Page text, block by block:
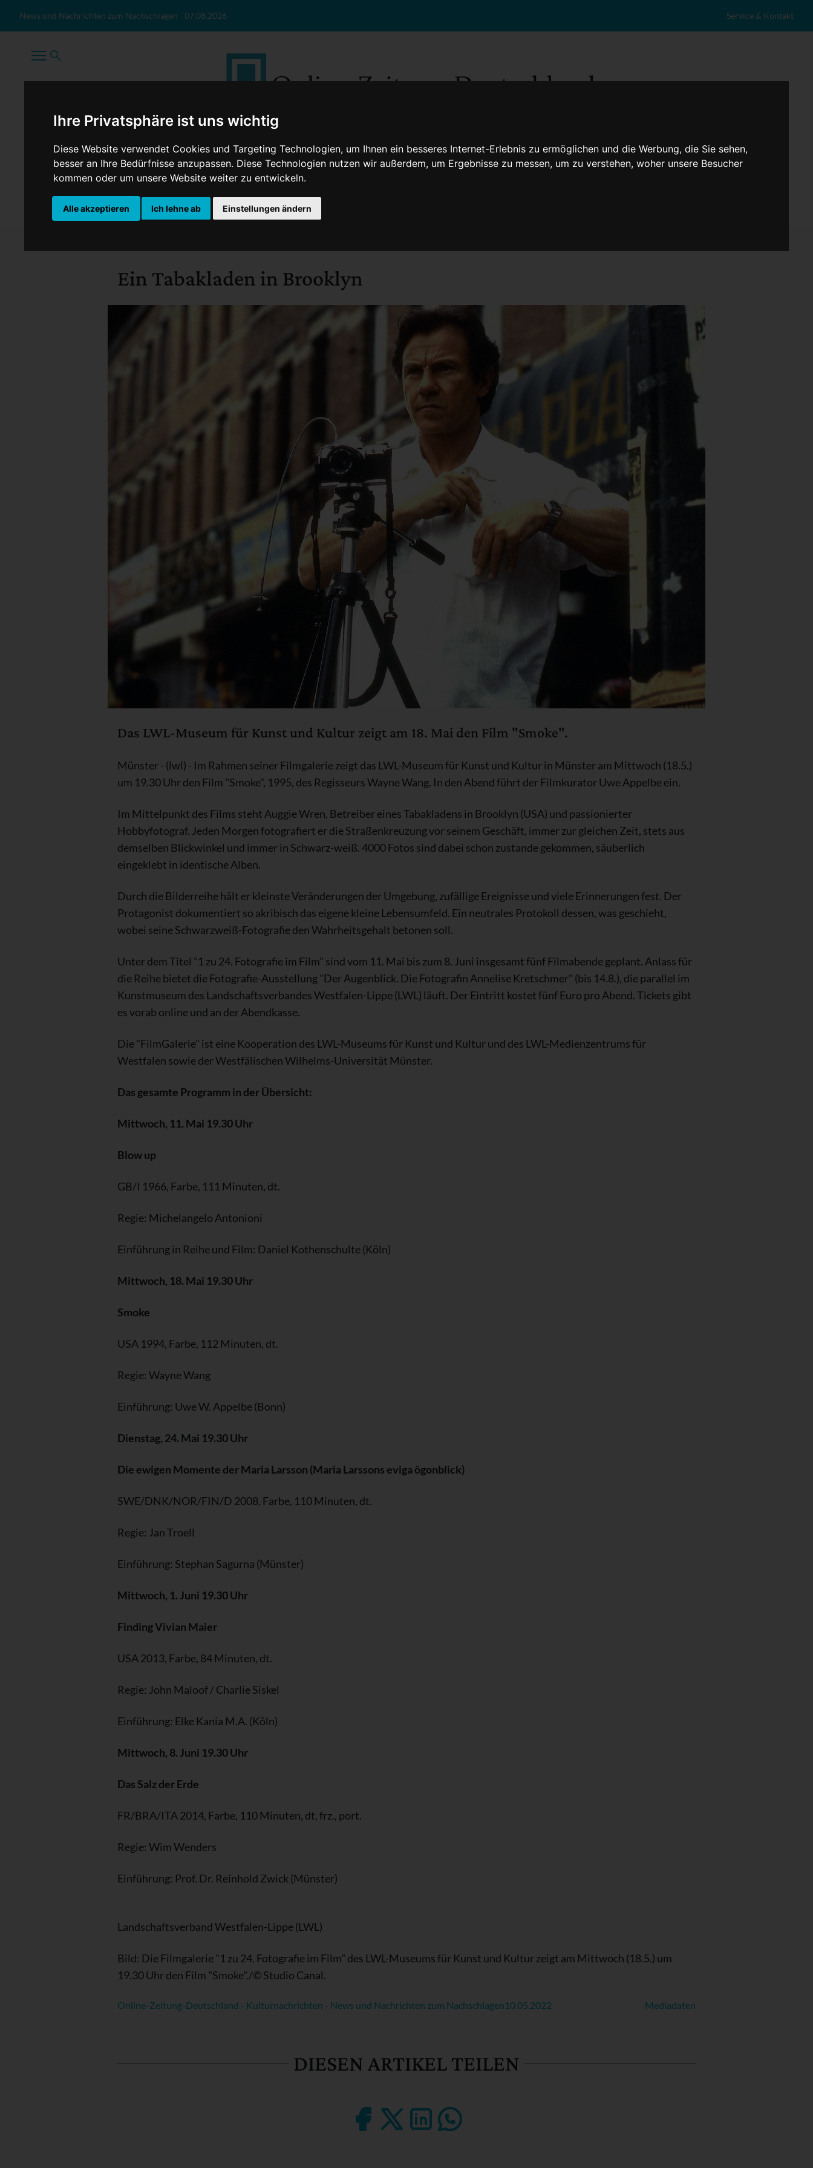
Ihre Privatsphäre ist uns wichtig
Diese Website verwendet Cookies und Targeting Technologien, um Ihnen ein besseres Internet-Erlebnis zu ermöglichen und die Werbung, die Sie sehen,
besser an Ihre Bedürfnisse anzupassen. Diese Technologien nutzen wir außerdem, um Ergebnisse zu messen, um zu verstehen, woher unsere Besucher
kommen oder um unsere Website weiter zu entwickeln.
Alle akzeptieren Ich lehne ab Einstellungen ändern
News und Nachrichten zum Nachschlagen - 07.08.2026 Service & Kontakt
TopNews Politik Sport Wirtschaft Firmennews Gesellschaft
Ein Tabakladen in Brooklyn
Das LWL-Museum für Kunst und Kultur zeigt am 18. Mai den Film "Smoke".
Münster - (lwl) - Im Rahmen seiner Filmgalerie zeigt das LWL-Museum für Kunst und Kultur in Münster am Mittwoch (18.5.)
um 19.30 Uhr den Film "Smoke", 1995, des Regisseurs Wayne Wang. In den Abend führt der Filmkurator Uwe Appelbe ein.
Im Mittelpunkt des Films steht Auggie Wren, Betreiber eines Tabakladens in Brooklyn (USA) und passionierter
Hobbyfotograf. Jeden Morgen fotografiert er die Straßenkreuzung vor seinem Geschäft, immer zur gleichen Zeit, stets aus
demselben Blickwinkel und immer in Schwarz-weiß. 4000 Fotos sind dabei schon zustande gekommen, säuberlich
eingeklebt in identische Alben.
Durch die Bilderreihe hält er kleinste Veränderungen der Umgebung, zufällige Ereignisse und viele Erinnerungen fest. Der
Protagonist dokumentiert so akribisch das eigene kleine Lebensumfeld. Ein neutrales Protokoll dessen, was geschieht,
wobei seine Schwarzweiß-Fotografie den Wahrheitsgehalt betonen soll.
Unter dem Titel "1 zu 24. Fotografie im Film" sind vom 11. Mai bis zum 8. Juni insgesamt fünf Filmabende geplant. Anlass für
die Reihe bietet die Fotografie-Ausstellung "Der Augenblick. Die Fotografin Annelise Kretschmer" (bis 14.8.), die parallel im
Kunstmuseum des Landschaftsverbandes Westfalen-Lippe (LWL) läuft. Der Eintritt kostet fünf Euro pro Abend. Tickets gibt
es vorab online und an der Abendkasse.
Die "FilmGalerie" ist eine Kooperation des LWL-Museums für Kunst und Kultur und des LWL-Medienzentrums für
Westfalen sowie der Westfälischen Wilhelms-Universität Münster.
Das gesamte Programm in der Übersicht:
Mittwoch, 11. Mai 19.30 Uhr
Blow up
GB/I 1966, Farbe, 111 Minuten, dt.
Regie: Michelangelo Antonioni
Einführung in Reihe und Film: Daniel Kothenschulte (Köln)
Mittwoch, 18. Mai 19.30 Uhr
Smoke
USA 1994, Farbe, 112 Minuten, dt.
Regie: Wayne Wang
Einführung: Uwe W. Appelbe (Bonn)
Dienstag, 24. Mai 19.30 Uhr
Die ewigen Momente der Maria Larsson (Maria Larssons eviga ögonblick)
SWE/DNK/NOR/FIN/D 2008, Farbe, 110 Minuten, dt.
Regie: Jan Troell
Einführung: Stephan Sagurna (Münster)
Mittwoch, 1. Juni 19.30 Uhr
Finding Vivian Maier
USA 2013, Farbe, 84 Minuten, dt.
Regie: John Maloof / Charlie Siskel
Einführung: Elke Kania M.A. (Köln)
Mittwoch, 8. Juni 19.30 Uhr
Das Salz der Erde
FR/BRA/ITA 2014, Farbe, 110 Minuten, dt, frz., port.
Regie: Wim Wenders
Einführung: Prof. Dr. Reinhold Zwick (Münster)
Landschaftsverband Westfalen-Lippe (LWL)
Bild: Die Filmgalerie "1 zu 24. Fotografie im Film" des LWL-Museums für Kunst und Kultur zeigt am Mittwoch (18.5.) um
19.30 Uhr den Film "Smoke"./© Studio Canal.
Online-Zeitung-Deutschland - Kulturnachrichten - News und Nachrichten zum Nachschlagen10.05.2022 Mediadaten
DIESEN ARTIKEL TEILEN